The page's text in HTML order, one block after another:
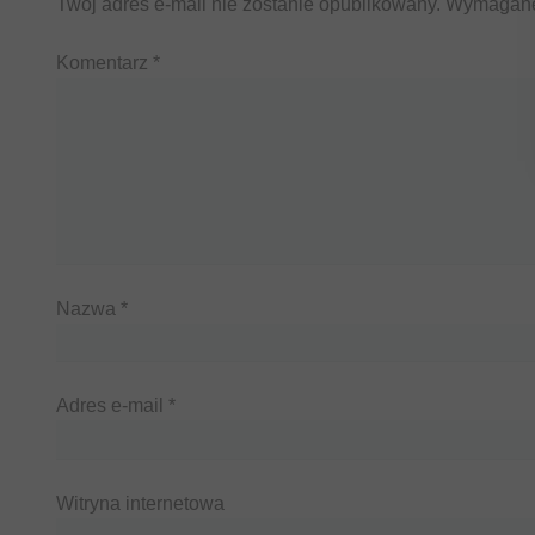
Komentarz *
Nazwa *
Adres e-mail *
Witryna internetowa